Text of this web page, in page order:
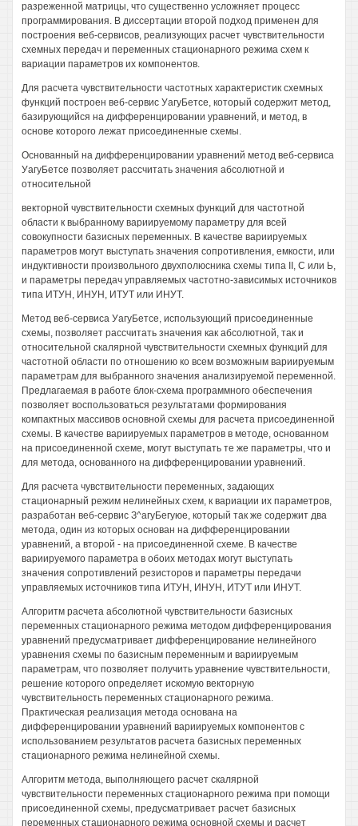
разреженной матрицы, что существенно усложняет процесс
программирования. В диссертации второй подход применен для
построения веб-сервисов, реализующих расчет чувствительности
схемных передач и переменных стационарного режима схем к
вариации параметров их компонентов.
Для расчета чувствительности частотных характеристик схемных
функций построен веб-сервис УагуБетсе, который содержит метод,
базирующийся на дифференцировании уравнений, и метод, в
основе которого лежат присоединенные схемы.
Основанный на дифференцировании уравнений метод веб-сервиса
УагуБетсе позволяет рассчитать значения абсолютной и
относительной
векторной чувствительности схемных функций для частотной
области к выбранному вариируемому параметру для всей
совокупности базисных переменных. В качестве вариируемых
параметров могут выступать значения сопротивления, емкости, или
индуктивности произвольного двухполюсника схемы типа II, С или Ь,
и параметры передач управляемых частотно-зависимых источников
типа ИТУН, ИНУН, ИТУТ или ИНУТ.
Метод веб-сервиса УагуБетсе, использующий присоединенные
схемы, позволяет рассчитать значения как абсолютной, так и
относительной скалярной чувствительности схемных функций для
частотной области по отношению ко всем возможным вариируемым
параметрам для выбранного значения анализируемой переменной.
Предлагаемая в работе блок-схема программного обеспечения
позволяет воспользоваться результатами формирования
компактных массивов основной схемы для расчета присоединенной
схемы. В качестве вариируемых параметров в методе, основанном
на присоединенной схеме, могут выступать те же параметры, что и
для метода, основанного на дифференцировании уравнений.
Для расчета чувствительности переменных, задающих
стационарный режим нелинейных схем, к вариации их параметров,
разработан веб-сервис З^агуБегуюе, который так же содержит два
метода, один из которых основан на дифференцировании
уравнений, а второй - на присоединенной схеме. В качестве
вариируемого параметра в обоих методах могут выступать
значения сопротивлений резисторов и параметры передачи
управляемых источников типа ИТУН, ИНУН, ИТУТ или ИНУТ.
Алгоритм расчета абсолютной чувствительности базисных
переменных стационарного режима методом дифференцирования
уравнений предусматривает дифференцирование нелинейного
уравнения схемы по базисным переменным и вариируемым
параметрам, что позволяет получить уравнение чувствительности,
решение которого определяет искомую векторную
чувствительность переменных стационарного режима.
Практическая реализация метода основана на
дифференцировании уравнений вариируемых компонентов с
использованием результатов расчета базисных переменных
стационарного режима нелинейной схемы.
Алгоритм метода, выполняющего расчет скалярной
чувствительности переменных стационарного режима при помощи
присоединенной схемы, предусматривает расчет базисных
переменных стационарного режима основной схемы и расчет